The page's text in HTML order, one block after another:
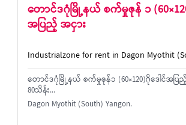
တောင်ဒဂုံမြို့နယ် စက်မှုဇုန် ၁
အပြည့် အငှား
Industrialzone for rent in Dagon Myothit
တောင်ဒဂုံမြို့နယ် စက်မှုဇုန်၁ (60×120)ဂိုဒေါင်အပြ
80သိန်း...
Dagon Myothit (South) Yangon.